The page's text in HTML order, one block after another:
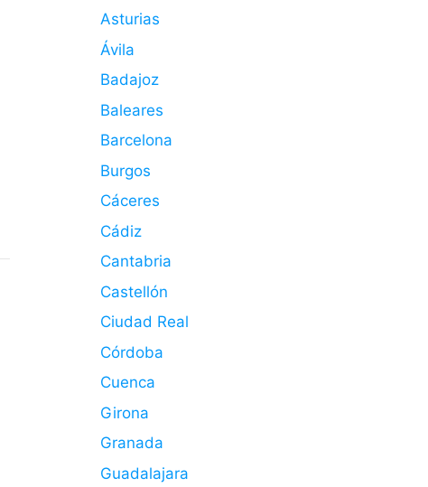
Asturias
Ávila
Badajoz
Baleares
Barcelona
Burgos
Cáceres
Cádiz
Cantabria
Castellón
Ciudad Real
Córdoba
Cuenca
Girona
Granada
Guadalajara